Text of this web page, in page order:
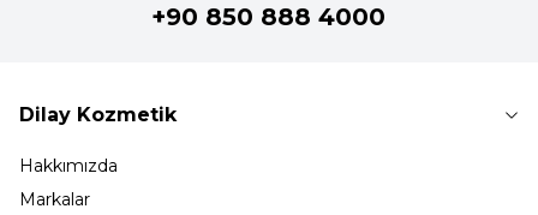
+90 850 888 4000
Dilay Kozmetik
Hakkımızda
Markalar